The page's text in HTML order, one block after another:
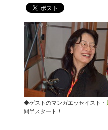
◆ゲストのマンガエッセイスト・
間半スタート！